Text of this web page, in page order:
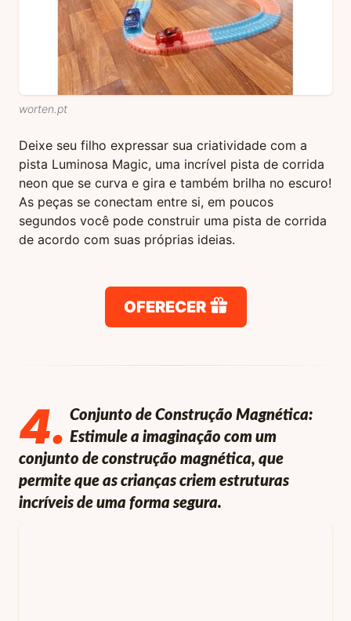
worten.pt
Deixe seu filho expressar sua criatividade com a
pista Luminosa Magic, uma incrível pista de corrida
neon que se curva e gira e também brilha no escuro!
As peças se conectam entre si, em poucos
segundos você pode construir uma pista de corrida
de acordo com suas próprias ideias.
OFERECER
4. Conjunto de Construção Magnética:
Estimule a imaginação com um
conjunto de construção magnética, que
permite que as crianças criem estruturas
incríveis de uma forma segura.